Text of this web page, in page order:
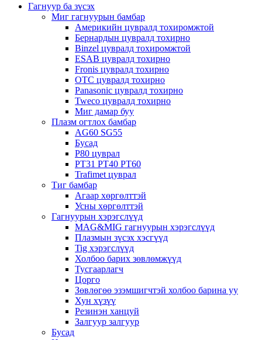
Гагнуур ба зүсэх
Миг гагнуурын бамбар
Америкийн цувралд тохиромжтой
Бернардын цувралд тохирно
Binzel цувралд тохиромжтой
ESAB цувралд тохирно
Fronis цувралд тохирно
OTC цувралд тохирно
Panasonic цувралд тохирно
Tweco цувралд тохирно
Миг дамар буу
Плазм огтлох бамбар
AG60 SG55
Бусад
P80 цуврал
PT31 PT40 PT60
Trafimet цуврал
Тиг бамбар
Агаар хөргөлттэй
Усны хөргөлттэй
Гагнуурын хэрэгслүүд
MAG&MIG гагнуурын хэрэгслүүд
Плазмын зүсэх хэсгүүд
Tig хэрэгслүүд
Холбоо барих зөвлөмжүүд
Тусгаарлагч
Цорго
Зөвлөгөө эзэмшигчтэй холбоо барина уу
Хун хүзүү
Резинэн ханцуй
Залгуур залгуур
Бусад